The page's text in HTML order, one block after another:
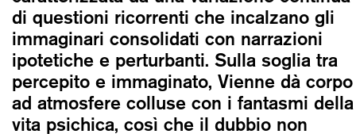
di questioni ricorrenti che incalzano gli
immaginari consolidati con narrazioni
ipotetiche e perturbanti. Sulla soglia tra
percepito e immaginato, Vienne dà corpo
ad atmosfere colluse con i fantasmi della
vita psichica, così che il dubbio non